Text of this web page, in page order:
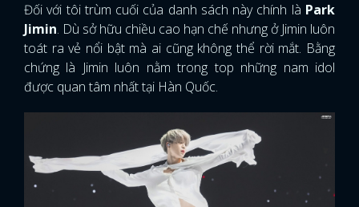
Đối với tôi trùm cuối của danh sách này chính là Park
Jimin. Dù sở hữu chiều cao hạn chế nhưng ở Jimin luôn
toát ra vẻ nổi bật mà ai cũng không thể rời mắt. Bằng
chứng là Jimin luôn nằm trong top những nam idol
được quan tâm nhất tại Hàn Quốc.